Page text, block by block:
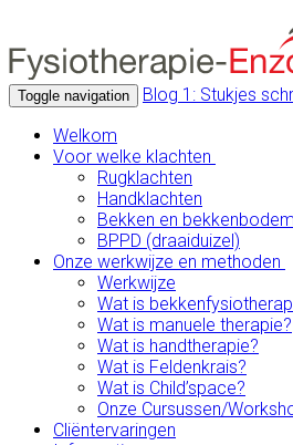
Toggle navigation
Blog 1: Stukjes
Welkom
Voor welke klachten
Rugklachten
Handklachten
Bekken en
BPPD (draaiduizel)
Onze werkwijze en methoden
Werkwijze
Wat is
Wat is manuele therapie?
Wat is handtherapie?
Wat is Feldenkrais?
Wat is Child’space?
Onze Cursussen/
Cliëntervaringen